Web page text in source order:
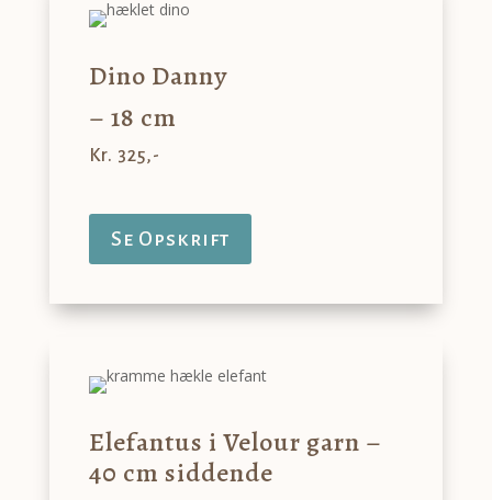
Dino Danny
– 18 cm
Kr. 325,-
Se Opskrift
Elefantus i Velour garn –
40 cm siddende